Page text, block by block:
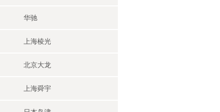
华驰
上海棱光
北京大龙
上海舜宇